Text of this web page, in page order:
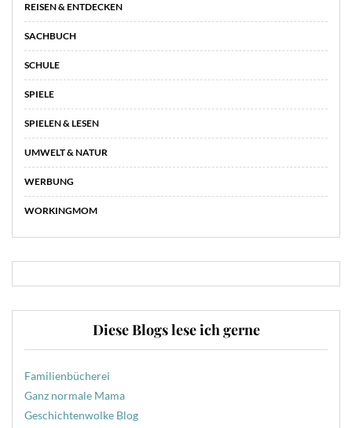
REISEN & ENTDECKEN
SACHBUCH
SCHULE
SPIELE
SPIELEN & LESEN
UMWELT & NATUR
WERBUNG
WORKINGMOM
Diese Blogs lese ich gerne
Familienbücherei
Ganz normale Mama
Geschichtenwolke Blog